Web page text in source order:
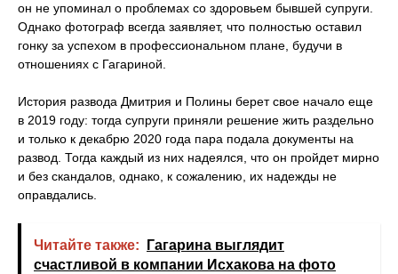
он не упоминал о проблемах со здоровьем бывшей супруги.
Однако фотограф всегда заявляет, что полностью оставил
гонку за успехом в профессиональном плане, будучи в
отношениях с Гагариной.
История развода Дмитрия и Полины берет свое начало еще
в 2019 году: тогда супруги приняли решение жить раздельно
и только к декабрю 2020 года пара подала документы на
развод. Тогда каждый из них надеялся, что он пройдет мирно
и без скандалов, однако, к сожалению, их надежды не
оправдались.
Читайте также:
Гагарина выглядит
счастливой в компании Исхакова на фото